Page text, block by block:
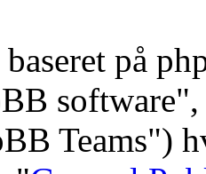
på
Teams")